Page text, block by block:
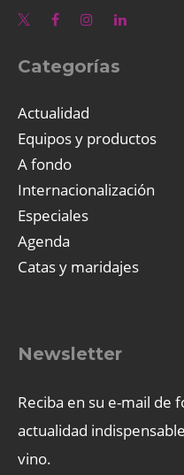
Categorías
Actualidad
Equipos y productos
A fondo
Internacionalización
Especiales
Agenda
Catas y maridajes
Newsletter
Reciba en su e-mail de
actualidad
vino.